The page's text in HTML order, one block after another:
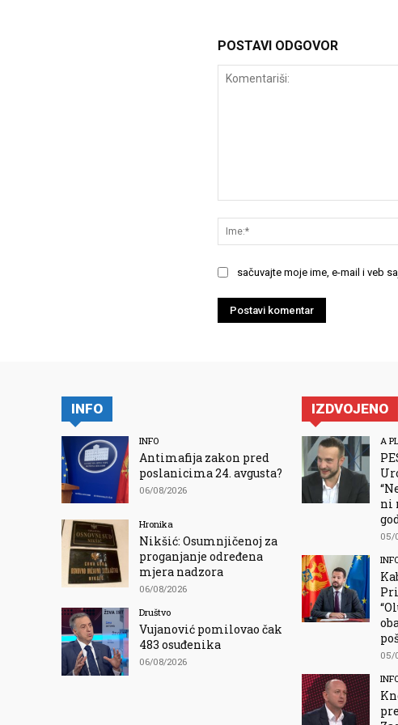
POSTAVI ODGOVOR
sačuvajte moje ime, e-mail i veb
INFO
INFO
Antimafija zakon pred
poslanicima 24. avgusta?
06/08/2026
Hronika
Nikšić: Osumnjičenoj za
proganjanje određena
mjera nadzora
06/08/2026
Društvo
Vujanović pomilovao čak
483 osuđenika
06/08/2026
IZDVOJENO
A
ni
05/
05/